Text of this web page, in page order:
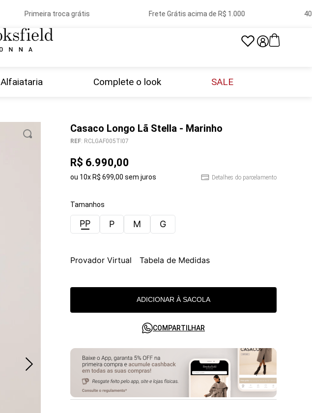
Primeira troca grátis Frete Grátis acima de R$ 1.000 40
Alfaiataria Complete o look SALE
Casaco Longo Lã Stella - Marinho
REF: RCLGAF005TI07
R$ 6.990,00
ou 10x R$ 699,00 sem juros Detalhes do parcelamento
Tamanhos
PP P M G
Provador Virtual Tabela de Medidas
ADICIONAR À SACOLA
COMPARTILHAR